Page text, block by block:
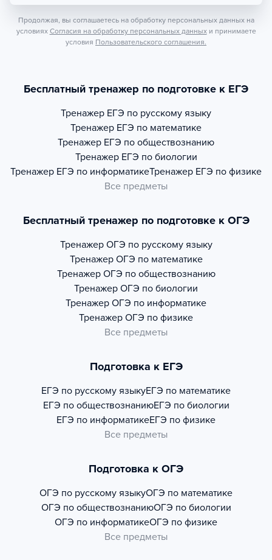
Продолжая, вы соглашаетесь на обработку персональных данных на
условиях Согласия на обработку персональных данных и принимаете
условия Пользовательского соглашения.
Бесплатный тренажер по подготовке к ЕГЭ
Тренажер ЕГЭ по русскому языку
Тренажер ЕГЭ по математике
Тренажер ЕГЭ по обществознанию
Тренажер ЕГЭ по биологии
Тренажер ЕГЭ по информатикеТренажер ЕГЭ по физике
Все предметы
Бесплатный тренажер по подготовке к ОГЭ
Тренажер ОГЭ по русскому языку
Тренажер ОГЭ по математике
Тренажер ОГЭ по обществознанию
Тренажер ОГЭ по биологии
Тренажер ОГЭ по информатике
Тренажер ОГЭ по физике
Все предметы
Подготовка к ЕГЭ
ЕГЭ по русскому языкуЕГЭ по математике
ЕГЭ по обществознаниюЕГЭ по биологии
ЕГЭ по информатикеЕГЭ по физике
Все предметы
Подготовка к ОГЭ
ОГЭ по русскому языкуОГЭ по математике
ОГЭ по обществознаниюОГЭ по биологии
ОГЭ по информатикеОГЭ по физике
Все предметы